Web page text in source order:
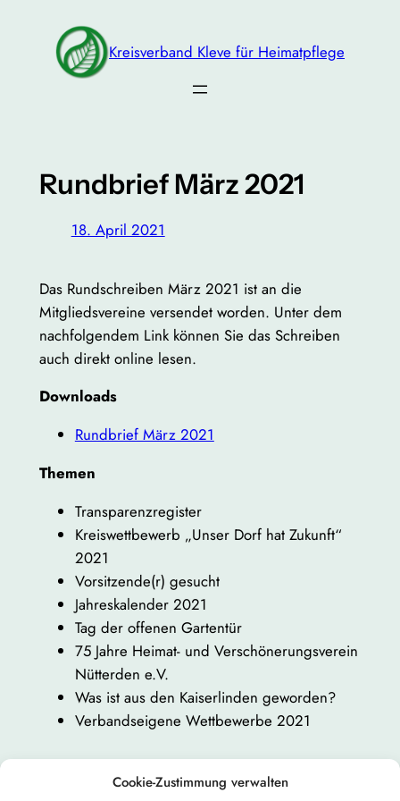
Cookie-Zustimmung verwalten
springen
Kreisverband Kleve für Heimatpflege
Rundbrief März 2021
18. April 2021
Das Rundschreiben März 2021 ist an die
Mitgliedsvereine versendet worden. Unter dem
nachfolgendem Link können Sie das Schreiben
auch direkt online lesen.
Downloads
Rundbrief März 2021
Themen
Transparenzregister
Kreiswettbewerb „Unser Dorf hat Zukunft“
2021
Vorsitzende(r) gesucht
Jahreskalender 2021
Tag der offenen Gartentür
75 Jahre Heimat- und Verschönerungsverein
Nütterden e.V.
Was ist aus den Kaiserlinden geworden?
Verbandseigene Wettbewerbe 2021